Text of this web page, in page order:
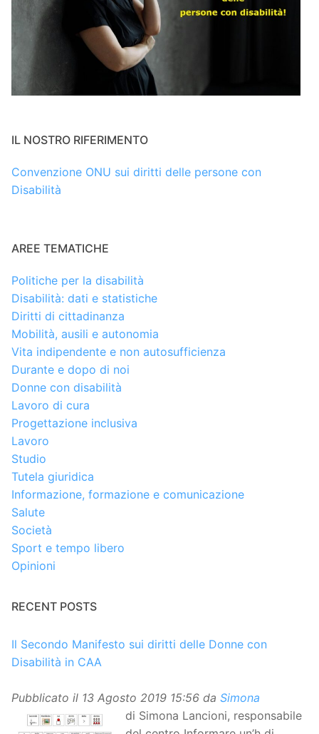
IL NOSTRO RIFERIMENTO
Convenzione ONU sui diritti delle persone con
Disabilità
AREE TEMATICHE
Politiche per la disabilità
Disabilità: dati e statistiche
Diritti di cittadinanza
Mobilità, ausili e autonomia
Vita indipendente e non autosufficienza
Durante e dopo di noi
Donne con disabilità
Lavoro di cura
Progettazione inclusiva
Lavoro
Studio
Tutela giuridica
Informazione, formazione e comunicazione
Salute
Società
Sport e tempo libero
Opinioni
RECENT POSTS
Il Secondo Manifesto sui diritti delle Donne con
Disabilità in CAA
Pubblicato il 13 Agosto 2019 15:56 da Simona
di Simona Lancioni, responsabile